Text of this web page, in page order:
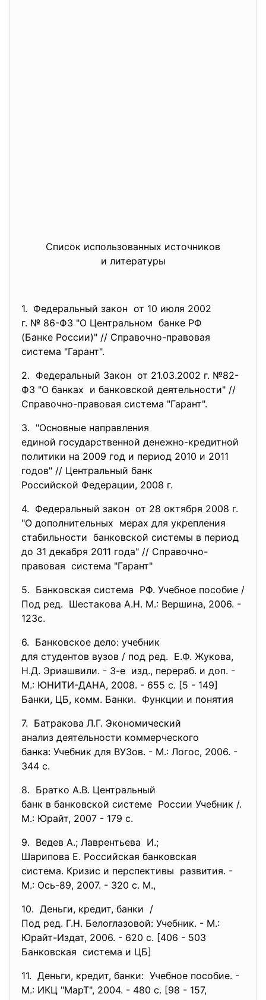
Список использованных источников
и литературы
1. Федеральный закон от 10 июля 2002
г. № 86-ФЗ "О Центральном банке РФ
(Банке России)" // Справочно-правовая
система "Гарант".
2. Федеральный Закон от 21.03.2002 г. №82-
ФЗ "О банках и банковской деятельности" //
Справочно-правовая система "Гарант".
3. "Основные направления
единой государственной денежно-кредитной
политики на 2009 год и период 2010 и 2011
годов" // Центральный банк
Российской Федерации, 2008 г.
4. Федеральный закон от 28 октября 2008 г.
"О дополнительных мерах для укрепления
стабильности банковской системы в период
до 31 декабря 2011 года" // Справочно-
правовая система "Гарант"
5. Банковская система РФ. Учебное пособие /
Под ред. Шестакова А.Н. М.: Вершина, 2006. -
123с.
6. Банковское дело: учебник
для студентов вузов / под ред. Е.Ф. Жукова,
Н.Д. Эриашвили. - 3-е изд., перераб. и доп. -
М.: ЮНИТИ-ДАНА, 2008. - 655 с. [5 - 149]
Банки, ЦБ, комм. Банки. Функции и понятия
7. Батракова Л.Г. Экономический
анализ деятельности коммерческого
банка: Учебник для ВУЗов. - М.: Логос, 2006. -
344 с.
8. Братко А.В. Центральный
банк в банковской системе России Учебник /.
М.: Юрайт, 2007 - 179 с.
9. Ведев А.; Лаврентьева И.;
Шарипова Е. Российская банковская
система. Кризис и перспективы развития. -
М.: Ось-89, 2007. - 320 с. М.,
10. Деньги, кредит, банки /
Под ред. Г.Н. Белоглазовой: Учебник. - М.:
Юрайт-Издат, 2006. - 620 с. [406 - 503
Банковская система и ЦБ]
11. Деньги, кредит, банки: Учебное пособие. -
М.: ИКЦ "МарТ", 2004. - 480 с. [98 - 157,